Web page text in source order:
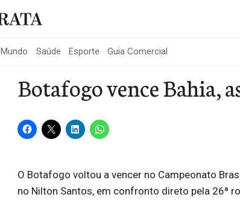
Mundo Saúde Esporte Guia Comercial
Botafogo vence Bahia,
O Botafogo voltou a vencer no Campeonato
no Nilton Santos, em confronto direto pela 26ª